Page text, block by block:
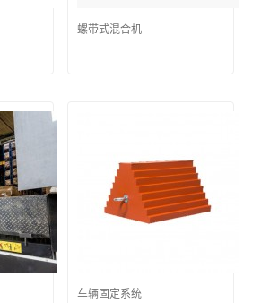
螺带式混合机
车辆固定系统